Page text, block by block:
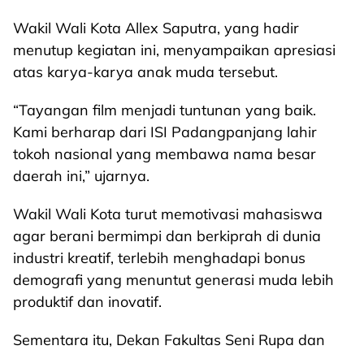
Wakil Wali Kota Allex Saputra, yang hadir
menutup kegiatan ini, menyampaikan apresiasi
atas karya-karya anak muda tersebut.
“Tayangan film menjadi tuntunan yang baik.
Kami berharap dari ISI Padangpanjang lahir
tokoh nasional yang membawa nama besar
daerah ini,” ujarnya.
Wakil Wali Kota turut memotivasi mahasiswa
agar berani bermimpi dan berkiprah di dunia
industri kreatif, terlebih menghadapi bonus
demografi yang menuntut generasi muda lebih
produktif dan inovatif.
Sementara itu, Dekan Fakultas Seni Rupa dan